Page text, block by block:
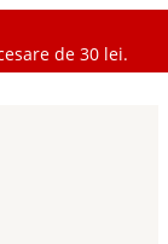
de 30 lei.